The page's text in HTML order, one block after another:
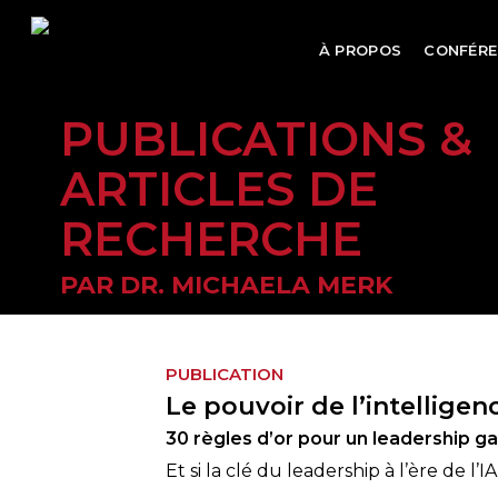
Skip
À PROPOS
PUBLICATIONS &
ARTICLES DE
RECHERCHE
PAR DR. MICHAELA MERK
PUBLICATION
Le pouvoir de
30 règles d’or pour un leadership
Et si la clé du leadership à l’ère de